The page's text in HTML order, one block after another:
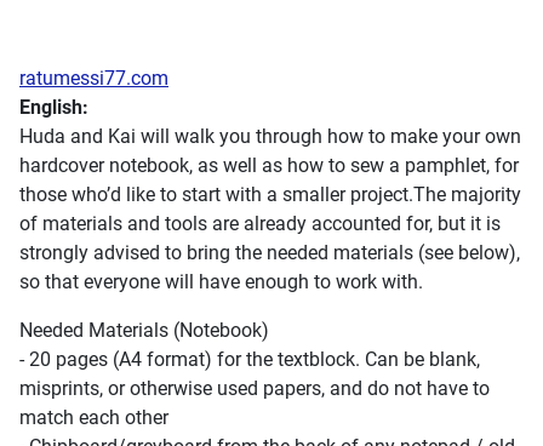
ratumessi77.com
English:
Huda and Kai will walk you through how to make your own
hardcover notebook, as well as how to sew a pamphlet, for
those who’d like to start with a smaller project.The majority
of materials and tools are already accounted for, but it is
strongly advised to bring the needed materials (see below),
so that everyone will have enough to work with.
Needed Materials (Notebook)
- 20 pages (A4 format) for the textblock. Can be blank,
misprints, or otherwise used papers, and do not have to
match each other